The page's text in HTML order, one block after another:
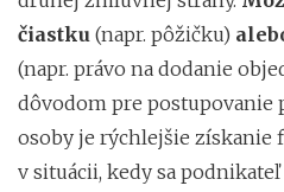
čiastku (napr. pôžičku)
(napr. právo na dodanie
dôvodom pre postupovanie
osoby je rýchlejšie
v situácii, kedy sa